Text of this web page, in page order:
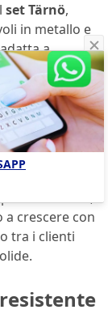
set Tärnö,
in metallo e
a
serve liberare
essere
e facili
finiture,
a
da Ikea,
crescere con
tra i clienti